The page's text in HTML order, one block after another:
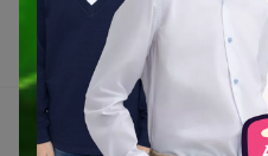
Наша команда
В наличии
Подарочные сертификаты